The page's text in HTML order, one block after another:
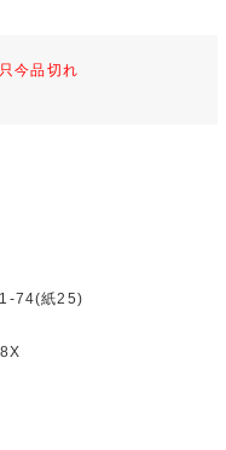
今品切れ
74(紙25)